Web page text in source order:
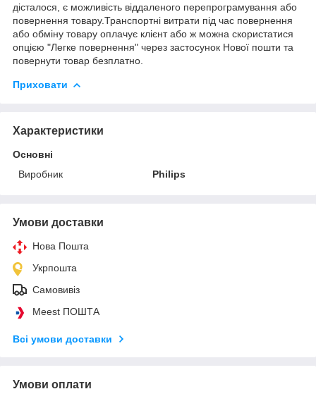
дісталося, є можливість віддаленого перепрограмування або
повернення товару.Транспортні витрати під час повернення
або обміну товару оплачує клієнт або ж можна скористатися
опцією "Легке повернення" через застосунок Нової пошти та
повернути товар безплатно.
Приховати
Характеристики
Основні
Виробник
Philips
Умови доставки
Нова Пошта
Укрпошта
Самовивіз
Meest ПОШТА
Всі умови доставки
Умови оплати